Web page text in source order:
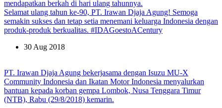
mendapatkan berkah di hari ulang tahunnya.
Selamat ulang tahun ke-90, PT. Irawan Djaja Agung! Semoga
semakin sukses dan tetap setia menemani keluarga Indonesia dengan
produk-produk berkualitas. #IDAGoestoACentury
30 Aug 2018
PT. Irawan Djaja Agung bekerjasama dengan Isuzu MU-X
Community Indonesia dan Ikatan Motor Indonesia menyalurkan
bantuan kepada korban gempa Lombok, Nusa Tenggara Timur
(NTB), Rabu (29/8/2018) kemarin.